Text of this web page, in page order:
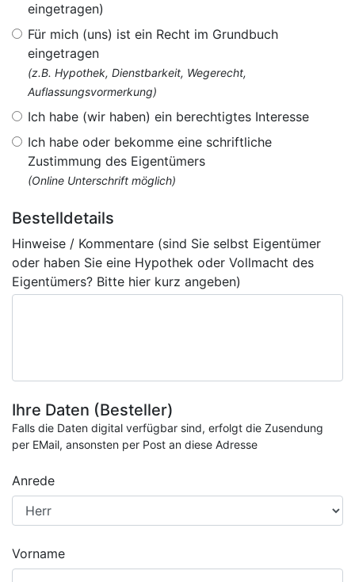
eingetragen)
Für mich (uns) ist ein Recht im Grundbuch
eingetragen
(z.B. Hypothek, Dienstbarkeit, Wegerecht,
Auflassungsvormerkung)
Ich habe (wir haben) ein berechtigtes Interesse
Ich habe oder bekomme eine schriftliche
Zustimmung des Eigentümers
(Online Unterschrift möglich)
Bestelldetails
Hinweise / Kommentare (sind Sie selbst Eigentümer
oder haben Sie eine Hypothek oder Vollmacht des
Eigentümers? Bitte hier kurz angeben)
Ihre Daten (Besteller)
Falls die Daten digital verfügbar sind, erfolgt die Zusendung
per EMail, ansonsten per Post an diese Adresse
Anrede
Vorname